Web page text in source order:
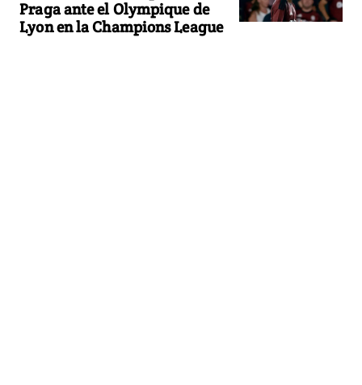
Praga ante el Olympique de
Lyon en la Champions League